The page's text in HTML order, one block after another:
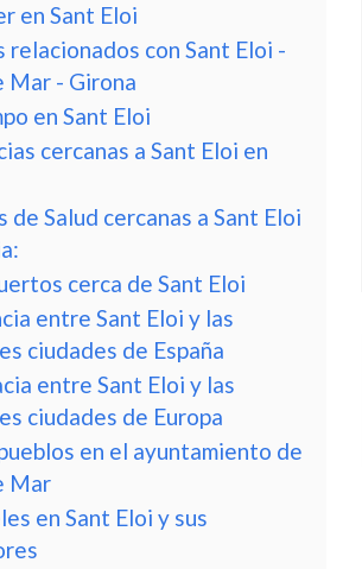
en Sant Eloi
relacionados con Sant Eloi -
Mar - Girona
en Sant Eloi
cercanas a Sant Eloi en
de Salud cercanas a Sant Eloi
cerca de Sant Eloi
entre Sant Eloi y las
ciudades de España
entre Sant Eloi y las
ciudades de Europa
en el ayuntamiento de
Mar
en Sant Eloi y sus